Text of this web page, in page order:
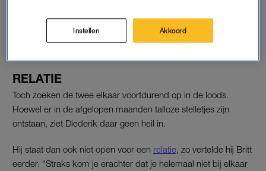
RELATIE
Toch zoeken de twee elkaar voortdurend op in de loods.
Hoewel er in de afgelopen maanden talloze stelletjes zijn
ontstaan, ziet Diederik daar geen heil in.
Hij staat dan ook niet open voor een relatie , zo vertelde hij Britt
eerder. “Straks kom je erachter dat je helemaal niet bij elkaar
Instellen Akkoord